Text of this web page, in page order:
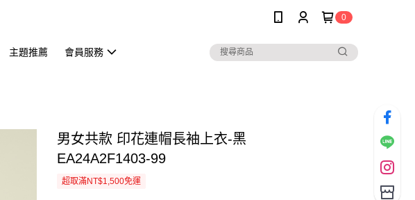
0
主題推薦 會員服務
男女共款 印花連帽長袖上衣-黑
EA24A2F1403-99
超取滿NT$1,500免運